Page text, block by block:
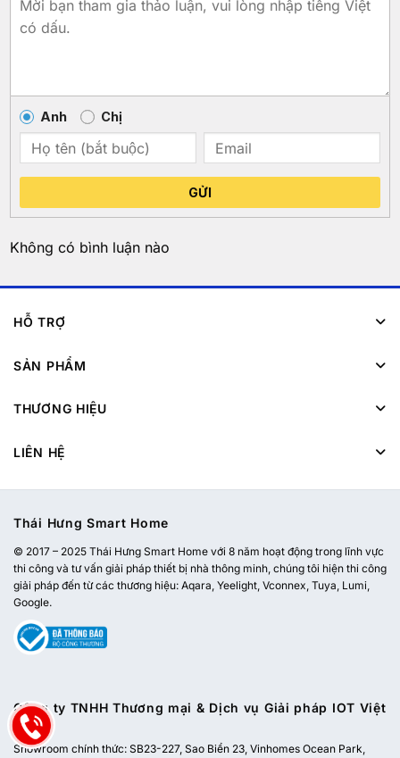
Anh Chị
GỬI
Không có bình luận nào
HỖ TRỢ
SẢN PHẨM
THƯƠNG HIỆU
LIÊN HỆ
Thái Hưng Smart Home
© 2017 – 2025 Thái Hưng Smart Home với 8 năm hoạt động trong lĩnh vực
thi công và tư vấn giải pháp thiết bị nhà thông minh, chúng tôi hiện thi công
giải pháp đến từ các thương hiệu: Aqara, Yeelight, Vconnex, Tuya, Lumi,
Google.
Công ty TNHH Thương mại & Dịch vụ Giải pháp IOT Việt
Nam
Showroom chính thức: SB23-227, Sao Biển 23, Vinhomes Ocean Park,